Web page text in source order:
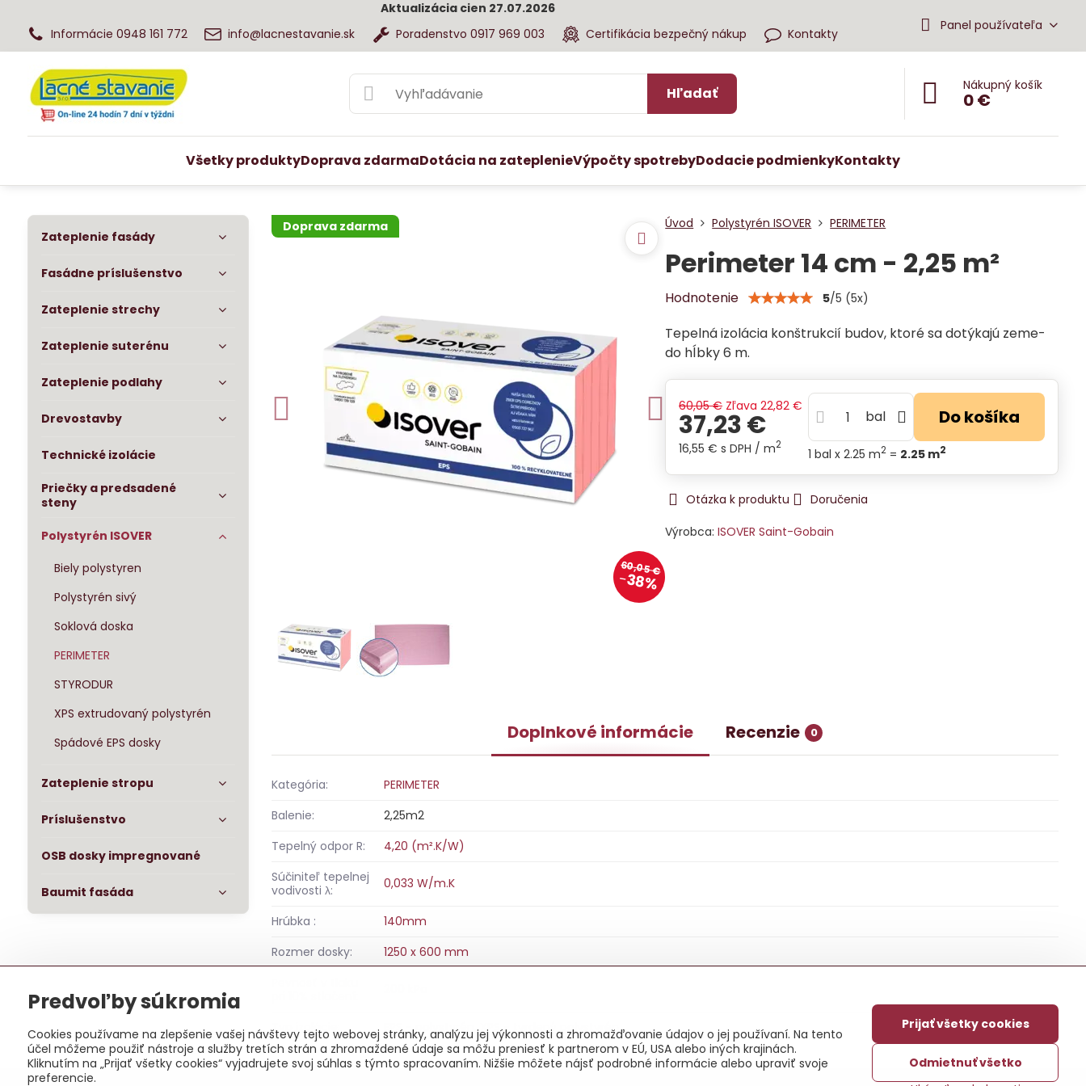
Aktualizácia cien 27.07.2026
Informácie 0948 161 772
info@lacnestavanie.sk Poradenstvo 0917 969 003 Certifikácia bezpečný nákup Kontakty
Panel používateľa
Hľadať Nákupný košík
0 €
Všetky produktyDoprava zdarmaDotácia na zateplenieVýpočty spotrebyDodacie podmienkyKontakty
Doprava zdarma
60,05 €
38%
Úvod Polystyrén ISOVER PERIMETER
Perimeter 14 cm - 2,25 m²
Hodnotenie 5/5 (5x)
Tepelná izolácia konštrukcií budov, ktoré sa dotýkajú zeme-
do hĺbky 6 m.
60,05 € Zľava 22,82 €
37,23 €
16,55 € s DPH / m2
bal Do košíka
1 bal x 2.25 m2= 2.25m2
Otázka k produktu
Doručenia
Výrobca:ISOVER Saint-Gobain
Doplnkové informácie Recenzie 0
Kategória:
PERIMETER
Balenie:
2,25m2
Tepelný odpor R:
4,20 (m².K/W)
Súčiniteľ tepelnej
vodivosti λ:
0,033 W/m.K
Hrúbka :
140mm
Rozmer dosky:
1250 x 600 mm
Typ izolácie: EPS - polystyrén , XPS - tvrdený polystyrén
Zateplenie fasády
Fasádne príslušenstvo
Zateplenie strechy
Zateplenie suterénu
Zateplenie podlahy
Drevostavby
Technické izolácie
Priečky a predsadené
steny
Polystyrén ISOVER
Biely polystyren
Polystyrén sivý
Soklová doska
PERIMETER
STYRODUR
XPS extrudovaný polystyrén
Spádové EPS dosky
Zateplenie stropu
Príslušenstvo
OSB dosky impregnované
Baumit fasáda
Predvoľby súkromia
Cookies používame na zlepšenie vašej návštevy tejto webovej stránky, analýzu jej výkonnosti a zhromažďovanie údajov o jej používaní. Na tento
účel môžeme použiť nástroje a služby tretích strán a zhromaždené údaje sa môžu preniesť k partnerom v EÚ, USA alebo iných krajinách.
Kliknutím na „Prijať všetky cookies“ vyjadrujete svoj súhlas s týmto spracovaním. Nižšie môžete nájsť podrobné informácie alebo upraviť svoje
preferencie.
Prijať všetky cookies
Odmietnuť všetko